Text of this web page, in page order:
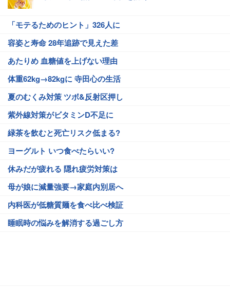
「モテるためのヒント」326人に
容姿と寿命 28年追跡で見えた差
あたりめ 血糖値を上げない理由
体重62kg→82kgに 寺田心の生活
夏のむくみ対策 ツボ&反射区押し
紫外線対策がビタミンD不足に
緑茶を飲むと死亡リスク低まる?
ヨーグルト いつ食べたらいい?
休みだが疲れる 隠れ疲労対策は
母が娘に減量強要→家庭内別居へ
内科医が低糖質麺を食べ比べ検証
睡眠時の悩みを解消する過ごし方